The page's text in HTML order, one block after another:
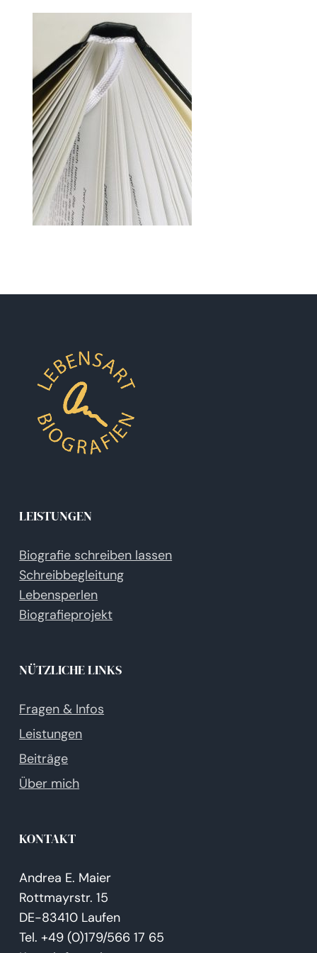
LEISTUNGEN
Biografie schreiben lassen
Schreibbegleitung
Lebensperlen
Biografieprojekt
NÜTZLICHE LINKS
Fragen & Infos
Leistungen
Beiträge
Über mich
KONTAKT
Andrea E. Maier
Rottmayrstr. 15
DE-83410 Laufen
Tel. +49 (0)179/566 17 65